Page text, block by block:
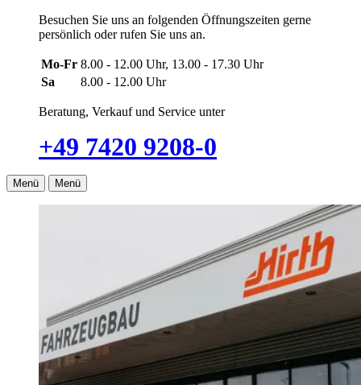
Besuchen Sie uns an folgenden Öffnungszeiten gerne
persönlich oder rufen Sie uns an.
Mo-Fr 8.00 - 12.00 Uhr, 13.00 - 17.30 Uhr
Sa
8.00 - 12.00 Uhr
Beratung, Verkauf und Service unter
+49 7420 9208-0
Menü Menü